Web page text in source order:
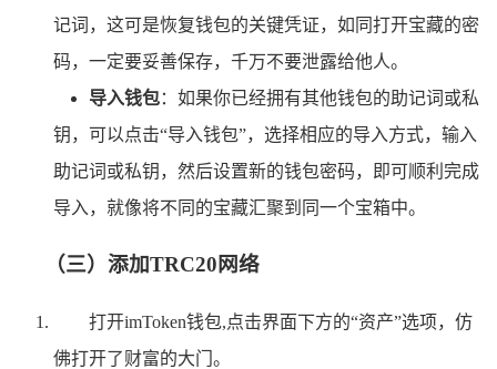
记词，这可是恢复钱包的关键凭证，如同打开宝藏的密
码，一定要妥善保存，千万不要泄露给他人。
导入钱包：如果你已经拥有其他钱包的助记词或私
钥，可以点击“导入钱包”，选择相应的导入方式，输入
助记词或私钥，然后设置新的钱包密码，即可顺利完成
导入，就像将不同的宝藏汇聚到同一个宝箱中。
（三）添加TRC20网络
打开imToken钱包,点击界面下方的“资产”选项，仿
佛打开了财富的大门。